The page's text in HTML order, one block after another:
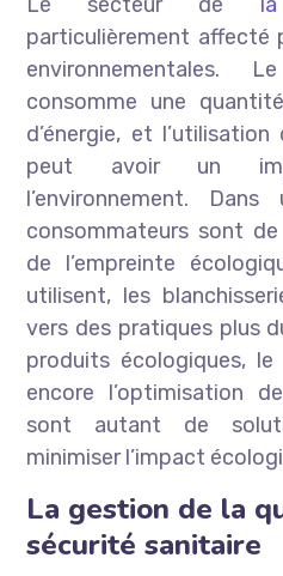
particulièrement affecté
environnementales.
consomme une
d’énergie, et
peut avoir un
l’environnement.
consommateurs sont
de l’empreinte
utilisent, les
vers des pratiques plus
produits écologiques, le
encore l’optimisation
sont autant de
minimiser l’impact
La gestion de la
sécurité sanitaire